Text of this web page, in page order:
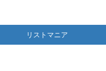
リストマニア